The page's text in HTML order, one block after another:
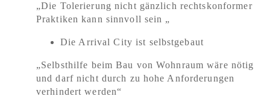
„Die Tolerierung nicht gänzlich rechtskonformer
Praktiken kann sinnvoll sein „
Die Arrival City ist selbstgebaut
„Selbsthilfe beim Bau von Wohnraum wäre nötig
und darf nicht durch zu hohe Anforderungen
verhindert werden“